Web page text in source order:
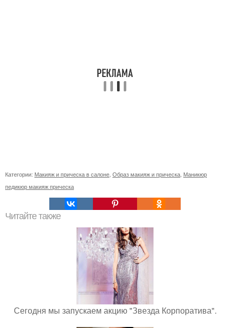
Категории: Макияж и прическа в салоне Образ макияж и прическа Маникюр
педикюр макияж прическа
Читайте также
Сегодня мы запускаем акцию "Звезда Корпоратива".